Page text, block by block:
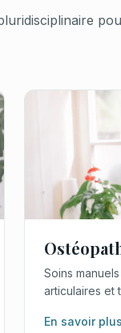
Soins
articulaires et
En savoir